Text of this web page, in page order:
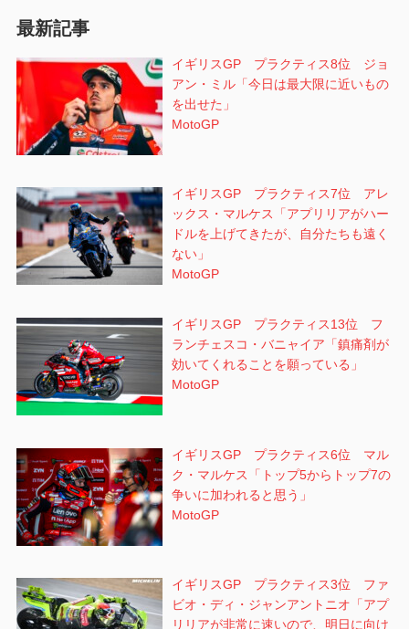
ン
最新記事
イギリスGP プラクティス8位 ジョ
アン・ミル「今日は最大限に近いもの
を出せた」
MotoGP
イギリスGP プラクティス7位 アレ
ックス・マルケス「アプリリアがハー
ドルを上げてきたが、自分たちも遠く
ない」
MotoGP
イギリスGP プラクティス13位 フ
ランチェスコ・バニャイア「鎮痛剤が
効いてくれることを願っている」
MotoGP
イギリスGP プラクティス6位 マル
ク・マルケス「トップ5からトップ7の
争いに加われると思う」
MotoGP
イギリスGP プラクティス3位 ファ
ビオ・ディ・ジャンアントニオ「アプ
リリアが非常に速いので、明日に向け